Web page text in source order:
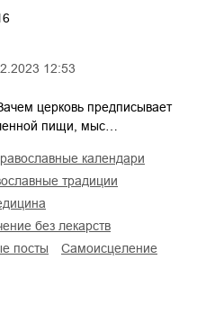
12:53
церковь предписывает
пищи, мыс…
православные календари
традиции
без лекарств
посты
самоисцеление